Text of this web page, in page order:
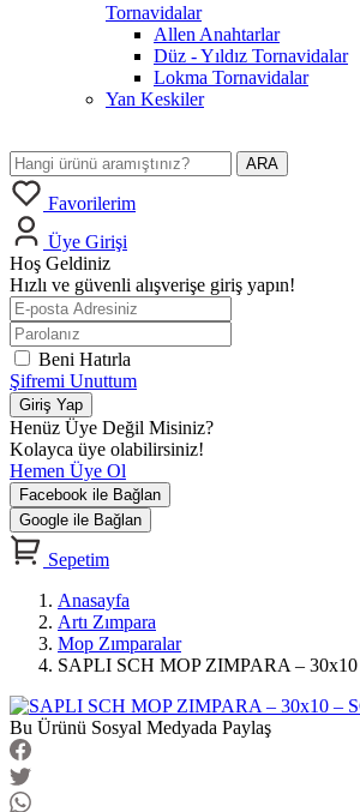
Tornavidalar
Allen Anahtarlar
Düz - Yıldız Tornavidalar
Lokma Tornavidalar
Yan Keskiler
ARA
Favorilerim
Üye Girişi
Hoş Geldiniz
Hızlı ve güvenli alışverişe giriş yapın!
Beni Hatırla
Şifremi Unuttum
Giriş Yap
Henüz Üye Değil Misiniz?
Kolayca üye olabilirsiniz!
Hemen Üye Ol
Facebook ile Bağlan
Google ile Bağlan
Sepetim
Anasayfa
Artı Zımpara
Mop Zımparalar
SAPLI SCH MOP ZIMPARA –
Bu Ürünü Sosyal Medyada Paylaş